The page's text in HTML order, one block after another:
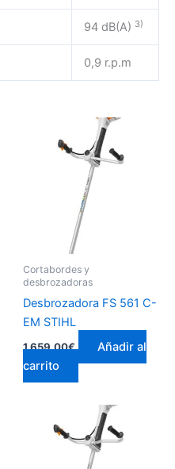
94 dB(A) 3)
0,9 r.p.m
Cortabordes y
desbrozadoras
Desbrozadora FS 561 C-
EM STIHL
1.659,00€
Añadir al
carrito